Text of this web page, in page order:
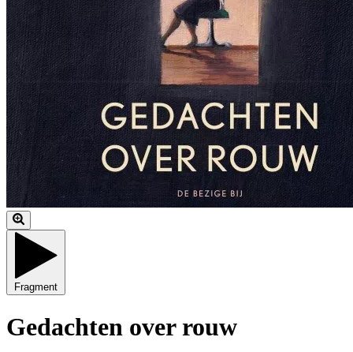
Fragment
Gedachten over rouw